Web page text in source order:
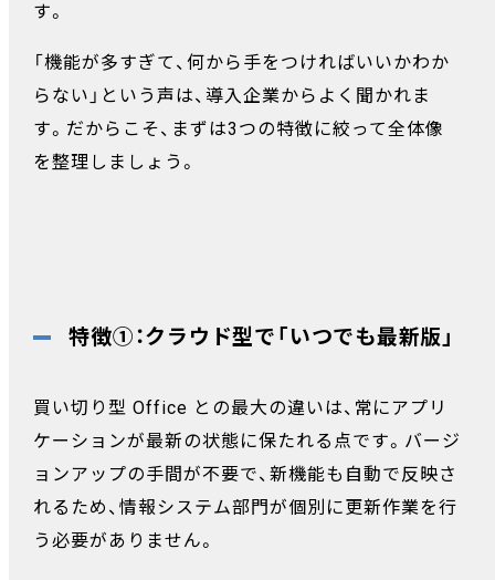
す。
「機能が多すぎて、何から手をつければいいかわか
らない」という声は、導入企業からよく聞かれま
す。だからこそ、まずは3つの特徴に絞って全体像
を整理しましょう。
特徴①：クラウド型で「いつでも最新版」
買い切り型 Office との最大の違いは、常にアプリ
ケーションが最新の状態に保たれる点です。バージ
ョンアップの手間が不要で、新機能も自動で反映さ
れるため、情報システム部門が個別に更新作業を行
う必要がありません。